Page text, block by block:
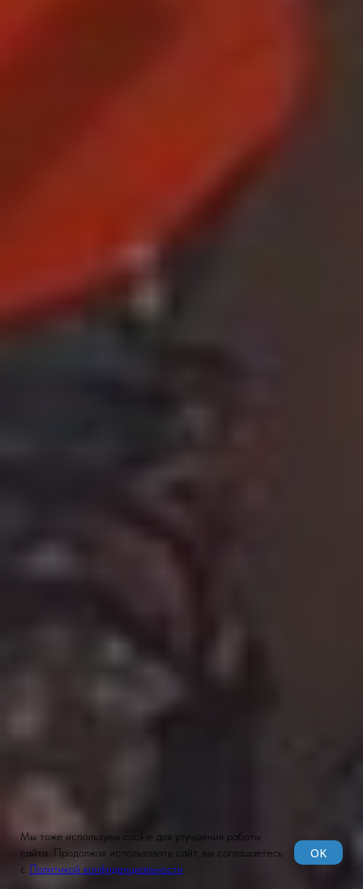
Мы тоже используем cookie для улучшения работы
сайта. Продолжая использовать сайт, вы соглашаетесь
с Политикой конфиденциальности
OK